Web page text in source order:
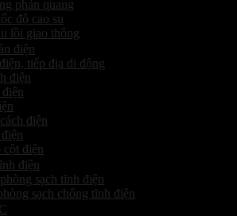
phản quang
độ cao su
lồi giao thông
điện
tiếp địa di động
điện
điện
cột điện
điện
sạch tĩnh điện
sạch chống tĩnh điện